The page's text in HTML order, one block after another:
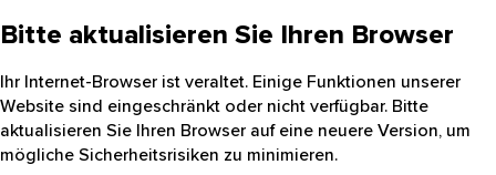
Bitte aktualisieren Sie Ihren Browser
Ihr Internet-Browser ist veraltet. Einige Funktionen unserer
Website sind eingeschränkt oder nicht verfügbar. Bitte
aktualisieren Sie Ihren Browser auf eine neuere Version, um
mögliche Sicherheitsrisiken zu minimieren.